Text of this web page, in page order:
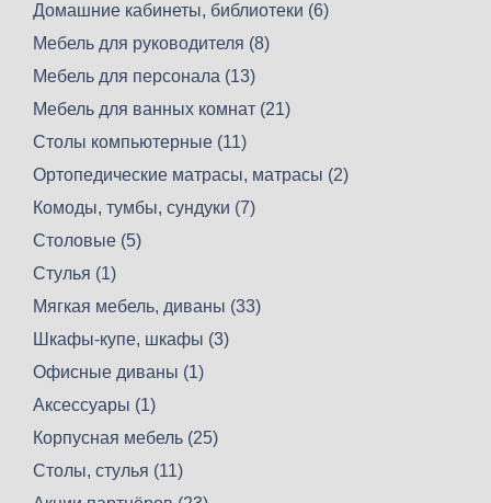
Домашние кабинеты, библиотеки (6)
Мебель для руководителя (8)
Мебель для персонала (13)
Мебель для ванных комнат (21)
Столы компьютерные (11)
Ортопедические матрасы, матрасы (2)
Комоды, тумбы, сундуки (7)
Столовые (5)
Стулья (1)
Мягкая мебель, диваны (33)
Шкафы-купе, шкафы (3)
Офисные диваны (1)
Аксессуары (1)
Корпусная мебель (25)
Столы, стулья (11)